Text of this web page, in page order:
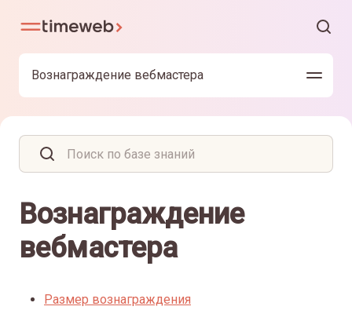
Вознаграждение вебмастера
Вознаграждение
вебмастера
Размер вознаграждения